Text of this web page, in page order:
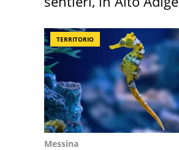
TERRITORIO
Messina